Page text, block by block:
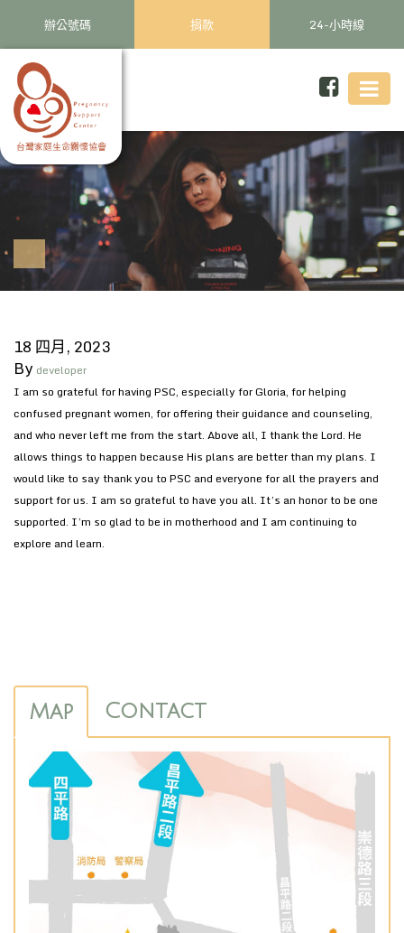
辦公號碼 捐款 24-小時線
18 四月, 2023
By developer
I am so grateful for having PSC, especially for Gloria, for helping
confused pregnant women, for offering their guidance and counseling,
and who never left me from the start. Above all, I thank the Lord. He
allows things to happen because His plans are better than my plans. I
would like to say thank you to PSC and everyone for all the prayers and
support for us. I am so grateful to have you all. It’s an honor to be one
supported. I’m so glad to be in motherhood and I am continuing to
explore and learn.
Map Contact